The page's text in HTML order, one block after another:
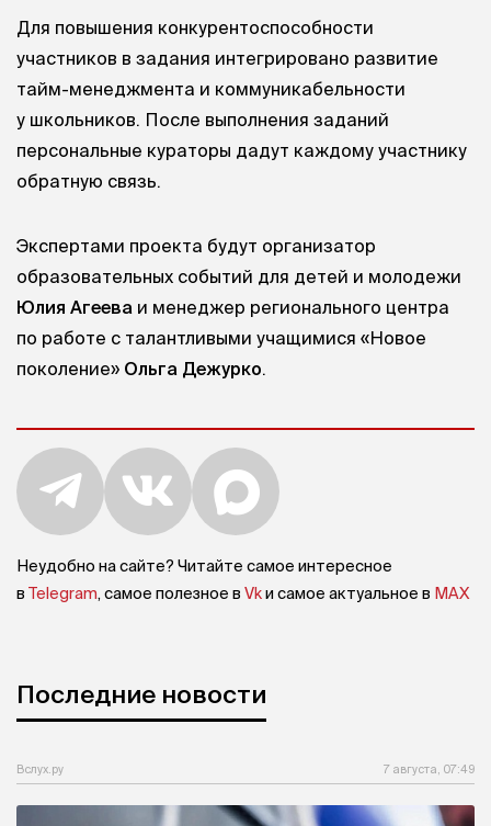
Для повышения конкурентоспособности
участников в задания интегрировано развитие
тайм-менеджмента и коммуникабельности
у школьников. После выполнения заданий
персональные кураторы дадут каждому участнику
обратную связь.
Экспертами проекта будут организатор
образовательных событий для детей и молодежи
Юлия Агеева и менеджер регионального центра
по работе с талантливыми учащимися «Новое
поколение» Ольга Дежурко.
Неудобно на сайте? Читайте самое интересное
в Telegram, самое полезное в Vkи самое актуальное в MAX
Последние новости
Вслух.ру 7 августа, 07:49